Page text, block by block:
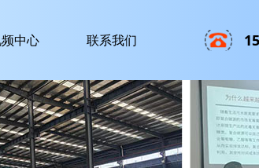
中心 联系我们